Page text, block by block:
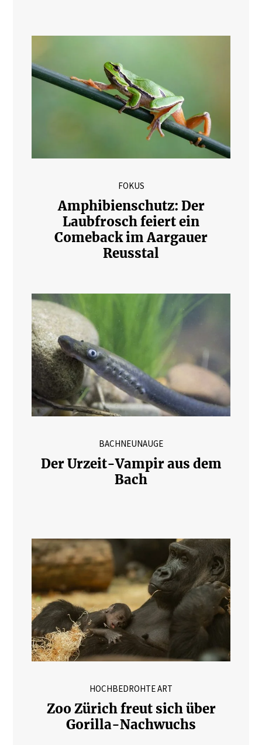
FOKUS
Amphibienschutz: Der
Laubfrosch feiert ein
Comeback im Aargauer
Reusstal
BACHNEUNAUGE
Der Urzeit-Vampir aus dem
Bach
HOCHBEDROHTE ART
Zoo Zürich freut sich über
Gorilla-Nachwuchs